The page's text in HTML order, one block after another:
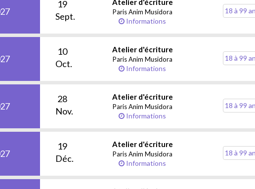
19
Sept.
Atelier d'écriture
Paris Anim Musidora
Informations
18 à 99
10
Oct.
Atelier d'écriture
Paris Anim Musidora
Informations
18 à 99
28
Nov.
Atelier d'écriture
Paris Anim Musidora
Informations
18 à 99
19
Déc.
Atelier d'écriture
Paris Anim Musidora
Informations
18 à 99